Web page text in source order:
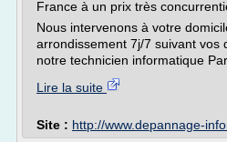
France à un prix très
Nous intervenons à votre
arrondissement 7j/7 suivant vos
notre technicien informatique
Lire la suite
Site : http://www.depannage-